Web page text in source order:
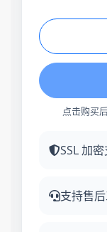
点击购买
SSL 加
支持售